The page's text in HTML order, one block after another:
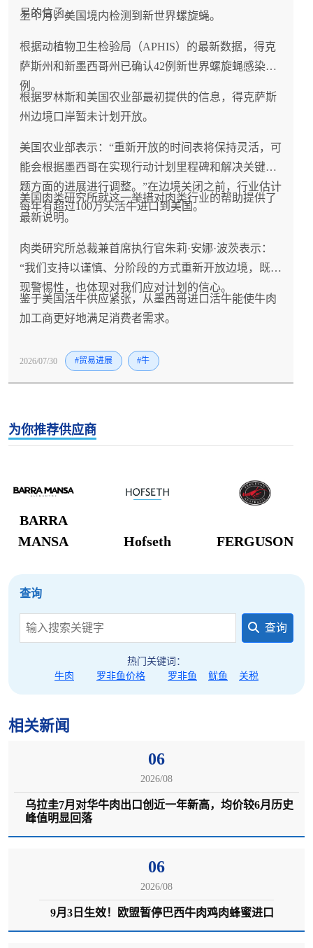
易的信函。
上个月，美国境内检测到新世界螺旋蝇。
根据动植物卫生检验局（APHIS）的最新数据，得克
萨斯州和新墨西哥州已确认42例新世界螺旋蝇感染病
例。
根据罗林斯和美国农业部最初提供的信息，得克萨斯
州边境口岸暂未计划开放。
美国农业部表示：“重新开放的时间表将保持灵活，可
能会根据墨西哥在实现行动计划里程碑和解决关键问
题方面的进展进行调整。”在边境关闭之前，行业估计
每年有超过100万头活牛进口到美国。
美国肉类研究所就这一举措对肉类行业的帮助提供了
最新说明。
肉类研究所总裁兼首席执行官朱莉·安娜·波茨表示：
“我们支持以谨慎、分阶段的方式重新开放边境，既体
现警惕性，也体现对我们应对计划的信心。
鉴于美国活牛供应紧张，从墨西哥进口活牛能使牛肉
加工商更好地满足消费者需求。
2026/07/30 #贸易进展 #牛
为你推荐供应商
BARRA
MANSA
Hofseth FERGUSON
查询
查询
热门关键词：
牛肉
罗非鱼价格 罗非鱼 鱿鱼 关税
相关新闻
06
2026/08
乌拉圭7月对华牛肉出口创近一年新高，均价较6月历史
峰值明显回落
06
2026/08
9月3日生效！欧盟暂停巴西牛肉鸡肉蜂蜜进口